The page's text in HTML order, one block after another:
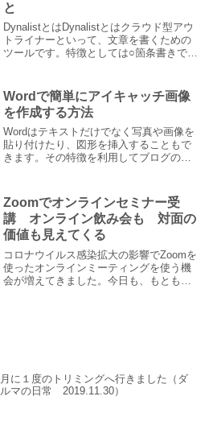
と
DynalistとはDynalistとはクラウド型アウ
トライナーといって、文章を書くための
ツールです。特徴としては○箇条書きで文
ういう感じです。大見出し小見出し１本
文...
Wordで簡単にアイキャッチ画像
を作成する方法
Wordはテキストだけでなく写真や画像を
貼り付けたり、図形を挿入することもで
きます。その特徴を利用してブログのア
を作成する方法この2枚の写真を使ってビ
フォー・アフタ...
Zoomでオンラインセミナー受
講 オンライン飲み会も 対面の
価値も見えてくる
コロナウイルス感染拡大の影響でZoomを
使ったオンラインミーティングを使う機
会が増えてきました。今日も、もともと
月に１度のトリミングへ行きました（ダ
ルマの日常 2019.11.30）